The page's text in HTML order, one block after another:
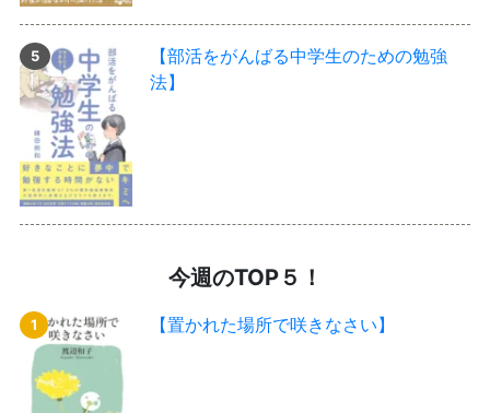
【部活をがんばる中学生のための勉強
法】
今週のTOP５！
【置かれた場所で咲きなさい】